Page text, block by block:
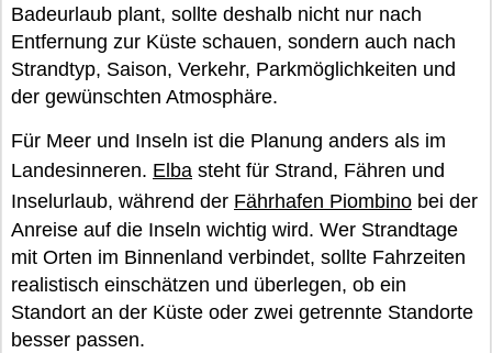
Badeurlaub plant, sollte deshalb nicht nur nach
Entfernung zur Küste schauen, sondern auch nach
Strandtyp, Saison, Verkehr, Parkmöglichkeiten und
der gewünschten Atmosphäre.
Für Meer und Inseln ist die Planung anders als im
Landesinneren. Elba steht für Strand, Fähren und
Inselurlaub, während der Fährhafen Piombino bei der
Anreise auf die Inseln wichtig wird. Wer Strandtage
mit Orten im Binnenland verbindet, sollte Fahrzeiten
realistisch einschätzen und überlegen, ob ein
Standort an der Küste oder zwei getrennte Standorte
besser passen.